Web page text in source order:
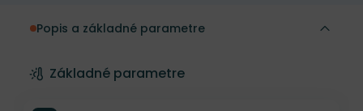
Popis a základné parametre
Základné parametre